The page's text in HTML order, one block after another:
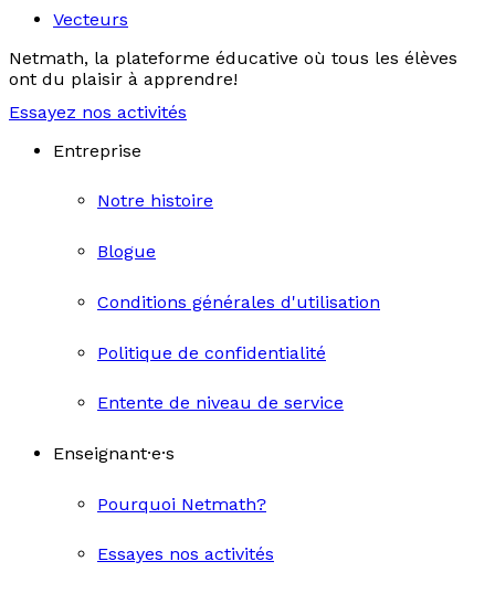
Vecteurs
Netmath, la plateforme éducative où tous les élèves
ont du plaisir à apprendre!
Essayez nos activités
Entreprise
Notre histoire
Blogue
Conditions générales d'utilisation
Politique de confidentialité
Entente de niveau de service
Enseignant·e·s
Pourquoi Netmath?
Essayes nos activités